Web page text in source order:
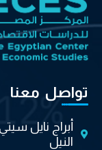
تواصل معنا
أبراج نايل
النيل